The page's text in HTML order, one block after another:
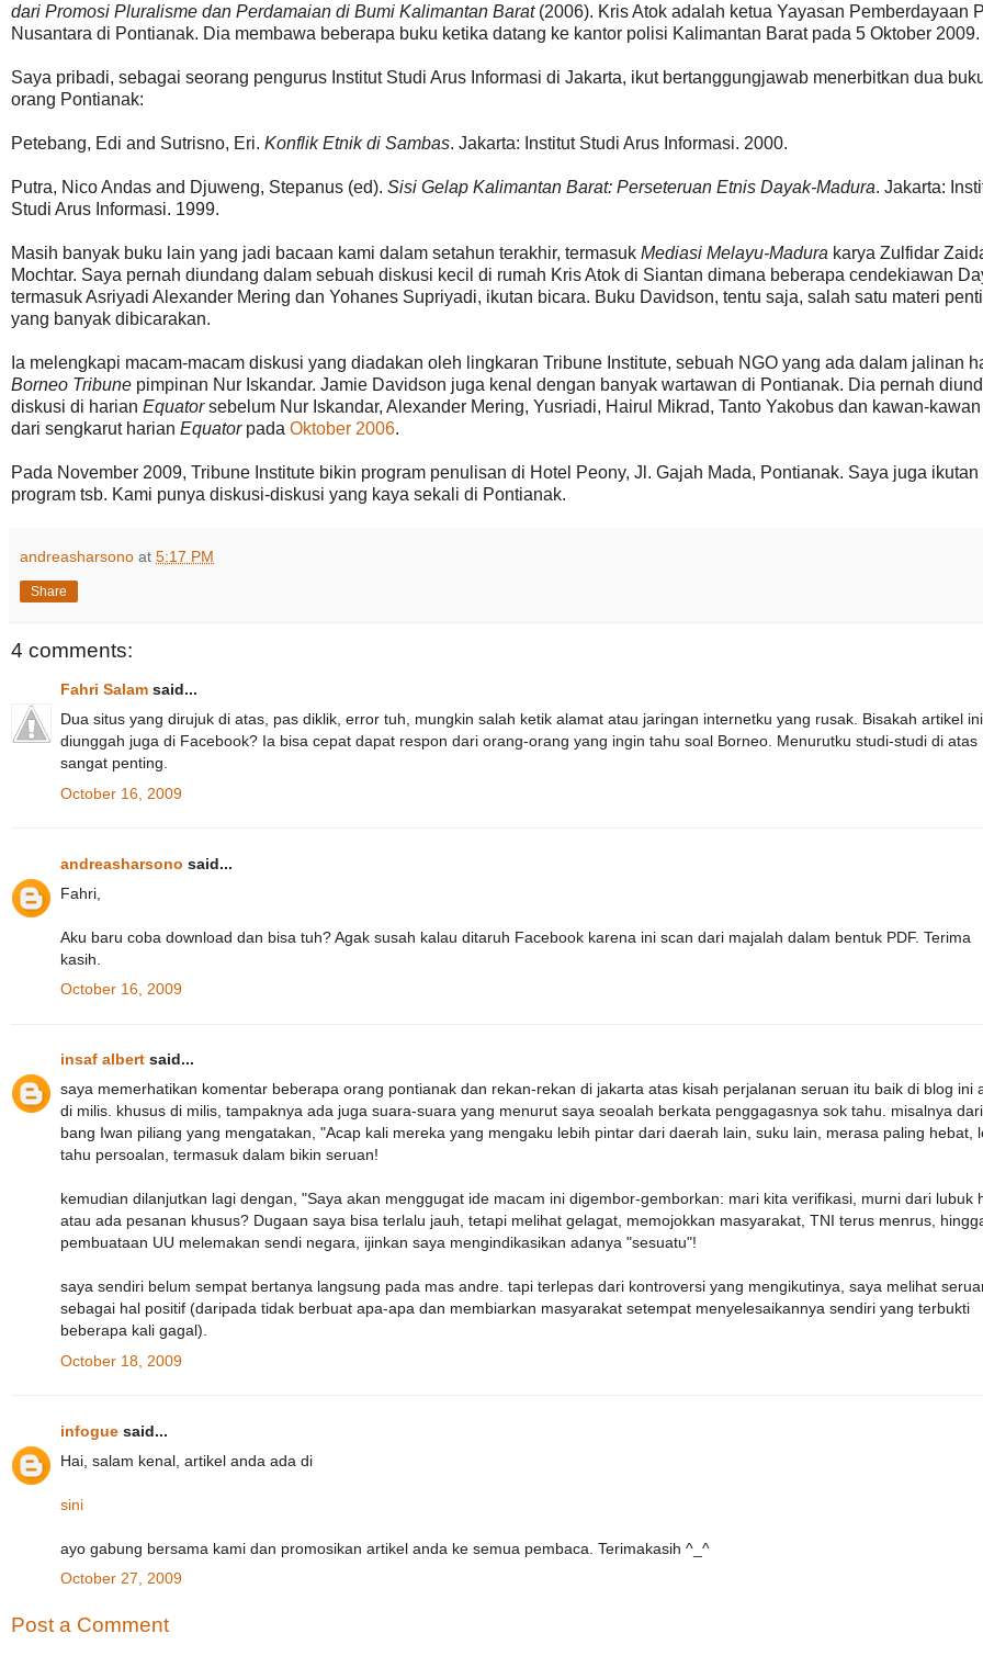
dari Promosi Pluralisme dan Perdamaian di Bumi Kalimantan Barat(2006). Kris Atok adalah ketua Yayasan Pemberdayaan
Nusantara di Pontianak. Dia membawa beberapa buku ketika datang ke kantor polisi Kalimantan Barat pada 5 Oktober 2009.
Saya pribadi, sebagai seorang pengurus Institut Studi Arus Informasi di Jakarta, ikut bertanggungjawab menerbitkan dua
orang Pontianak:
Petebang, Edi and Sutrisno, Eri. Konflik Etnik di Sambas. Jakarta: Institut Studi Arus Informasi. 2000.
Putra, Nico Andas and Djuweng, Stepanus (ed). Sisi Gelap Kalimantan Barat: Perseteruan Etnis Dayak-Madura. Jakarta:
Studi Arus Informasi. 1999.
Masih banyak buku lain yang jadi bacaan kami dalam setahun terakhir, termasuk Mediasi Melayu-Madura karya Zulfidar
Mochtar. Saya pernah diundang dalam sebuah diskusi kecil di rumah Kris Atok di Siantan dimana beberapa cendekiawan
termasuk Asriyadi Alexander Mering dan Yohanes Supriyadi, ikutan bicara. Buku Davidson, tentu saja, salah satu materi
yang banyak dibicarakan.
Ia melengkapi macam-macam diskusi yang diadakan oleh lingkaran Tribune Institute, sebuah NGO yang ada dalam jalinan
Borneo Tribune pimpinan Nur Iskandar. Jamie Davidson juga kenal dengan banyak wartawan di Pontianak. Dia pernah
diskusi di harian Equatorsebelum Nur Iskandar, Alexander Mering, Yusriadi, Hairul Mikrad, Tanto Yakobus dan kawan-
dari sengkarut harian Equatorpada Oktober 2006.
Pada November 2009, Tribune Institute bikin program penulisan di Hotel Peony, Jl. Gajah Mada, Pontianak. Saya juga ikutan
program tsb. Kami punya diskusi-diskusi yang kaya sekali di Pontianak.
andreasharsono at 5:17 PM
Share
4 comments:
Fahri Salam said...
Dua situs yang dirujuk di atas, pas diklik, error tuh, mungkin salah ketik alamat atau jaringan internetku yang rusak. Bisakah artikel ini
diunggah juga di Facebook? Ia bisa cepat dapat respon dari orang-orang yang ingin tahu soal Borneo. Menurutku studi-studi di atas
sangat penting.
October 16, 2009
andreasharsono said...
Fahri,
Aku baru coba download dan bisa tuh? Agak susah kalau ditaruh Facebook karena ini scan dari majalah dalam bentuk PDF. Terima
kasih.
October 16, 2009
insaf albert said...
saya memerhatikan komentar beberapa orang pontianak dan rekan-rekan di jakarta atas kisah perjalanan seruan itu baik di blog ini
di milis. khusus di milis, tampaknya ada juga suara-suara yang menurut saya seoalah berkata penggagasnya sok tahu. misalnya dari
bang Iwan piliang yang mengatakan, "Acap kali mereka yang mengaku lebih pintar dari daerah lain, suku lain, merasa paling hebat,
tahu persoalan, termasuk dalam bikin seruan!
kemudian dilanjutkan lagi dengan, "Saya akan menggugat ide macam ini digembor-gemborkan: mari kita verifikasi, murni dari lubuk
atau ada pesanan khusus? Dugaan saya bisa terlalu jauh, tetapi melihat gelagat, memojokkan masyarakat, TNI terus menrus,
pembuataan UU melemakan sendi negara, ijinkan saya mengindikasikan adanya "sesuatu"!
saya sendiri belum sempat bertanya langsung pada mas andre. tapi terlepas dari kontroversi yang mengikutinya, saya melihat
sebagai hal positif (daripada tidak berbuat apa-apa dan membiarkan masyarakat setempat menyelesaikannya sendiri yang terbukti
beberapa kali gagal).
October 18, 2009
infogue said...
Hai, salam kenal, artikel anda ada di
sini
ayo gabung bersama kami dan promosikan artikel anda ke semua pembaca. Terimakasih ^_^
October 27, 2009
Post a Comment